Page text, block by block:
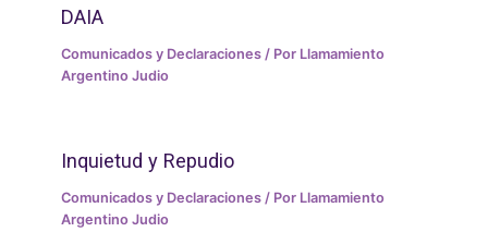
DAIA
Comunicados y Declaraciones / Por Llamamiento
Argentino Judio
Inquietud y Repudio
Comunicados y Declaraciones / Por Llamamiento
Argentino Judio